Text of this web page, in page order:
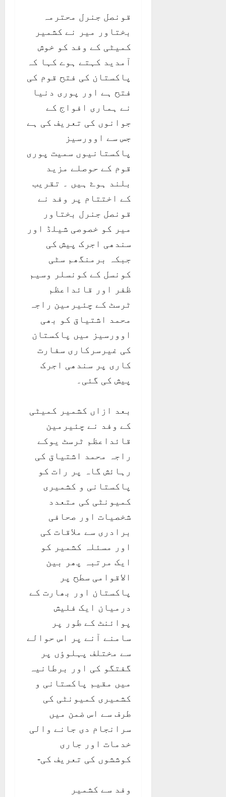
قونصل جنرل محترمہ
بختاور میر نے کشمیر
کمیٹی کے وفد کو خوش
آمدید کہتے ہوے کہا کہ
پاکستان کی فتح قوم کی
فتح ہے اور پوری دنیا
نے ہماری افواج کے
جوانوں کی تعریف کی ہے
جس سے اوورسیز
پاکستانیوں سمیت پوری
قوم کے حوصلے مزید
بلند ہوۓ ہیں ۔ تقریب
کے اختتام پر وفد نے
قونصل جنرل بختاور
میر کو خصوصی شیلڈ اور
سندھی اجرک پیش کی
جبکہ برمنگھم سٹی
کونسل کے کونسلر وسیم
ظفر اور قائداعظم
ٹرسٹ کے چئیرمین راجہ
محمد اشتیاق کو بھی
اوورسیز میں پاکستان
کی غیرسرکاری سفارت
کاری پر سندھی اجرک
پیش کی گئی۔
بعد ازاں کشمیر کمیٹی
کے وفد نے چئیرمین
قائداعظم ٹرسٹ یوکے
راجہ محمد اشتیاق کی
رہائش گاہ پر رات کو
پاکستانی و کشمیری
کمیونٹی کی متعدد
شخصیات اور صحافی
برادری سے ملاقات کی
اور مسئلہ کشمیر کو
ایک مرتبہ پھر بین
الاقوامی سطح پر
پاکستان اور بھارت کے
درمیان ایک فلیش
پوائنٹ کے طور پر
سامنے آنے پر اس حوالے
سے مختلف پہلوٶں پر
گفتگو کی اور برطانیہ
میں مقیم پاکستانی و
کشمیری کمیونٹی کی
طرف سے اس ضمن میں
سرانجام دی جانے والی
خدمات اور جاری
کوششوں کی تعریف کی-
وفد سے کشمیر